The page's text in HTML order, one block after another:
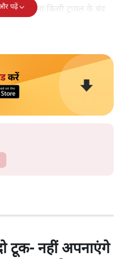
लोग बिना किसी ट्रायल के बंद
था।
पढ़ें
करें
टूक- नहीं अपनाएंगे